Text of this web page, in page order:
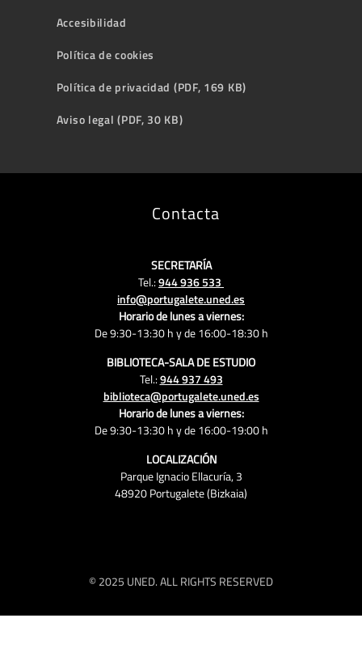
Accesibilidad
Política de cookies
Política de privacidad (PDF, 169 KB)
Aviso legal (PDF, 30 KB)
Contacta
SECRETARÍA
Tel.:944 936 533
info@portugalete.uned.es
Horario de lunes a viernes:
De 9:30-13:30 h y de 16:00-18:30 h
BIBLIOTECA-SALA DE ESTUDIO
Tel.:944 937 493
biblioteca@portugalete.uned.es
Horario de lunes a viernes:
De 9:30-13:30 h y de 16:00-19:00 h
LOCALIZACIÓN
Parque Ignacio Ellacuría, 3
48920 Portugalete (Bizkaia)
© 2025 UNED. ALL RIGHTS RESERVED